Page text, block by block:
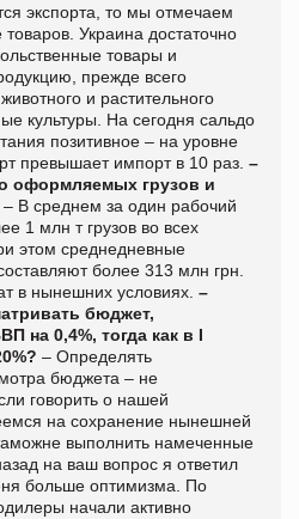
экспорта, то мы отмечаем
Украина достаточно
товары и
прежде всего
и растительного
культуры. На сегодня сальдо
позитивное – на уровне
превышает импорт в 10 раз. –
оформляемых грузов и
– В среднем за один рабочий
1 млн т грузов во всех
этом среднедневные
более 313 млн грн.
в нынешних условиях. –
бюджет,
на 0,4%, тогда как в I
– Определять
бюджета – не
говорить о нашей
на сохранение нынешней
выполнить намеченные
на ваш вопрос я ответил
больше оптимизма. По
начали активно